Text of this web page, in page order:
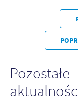
Pozostałe